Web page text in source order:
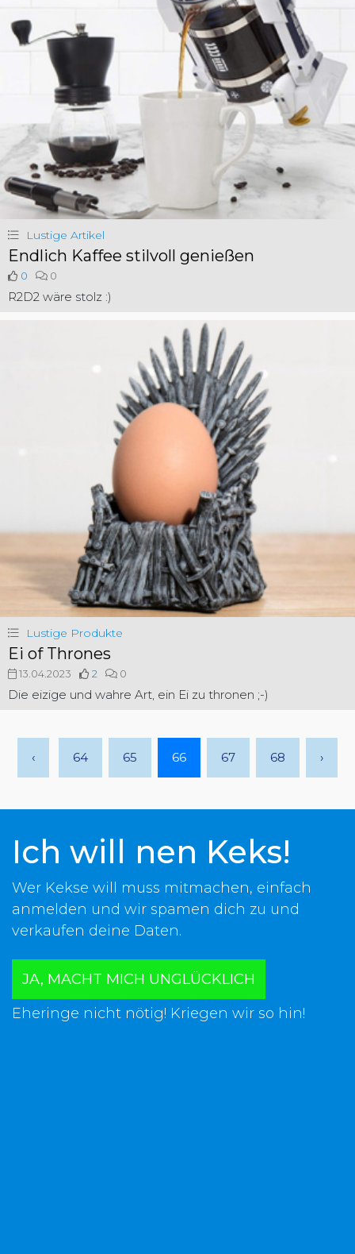
Lustige Artikel
Endlich Kaffee stilvoll genießen
0 0
R2D2 wäre stolz :)
Lustige Produkte
Ei of Thrones
13.04.2023 2 0
Die eizige und wahre Art, ein Ei zu thronen ;-)
‹ 64 65 66 67 68 ›
Ich will nen Keks!
Wer Kekse will muss mitmachen, einfach
anmelden und wir spamen dich zu und
verkaufen deine Daten.
JA, MACHT MICH UNGLÜCKLICH
Eheringe nicht nötig! Kriegen wir so hin!